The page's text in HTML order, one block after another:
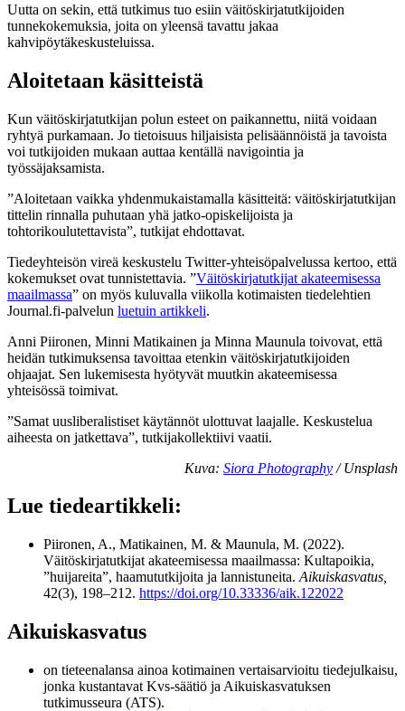
Uutta on sekin, että tutkimus tuo esiin väitöskirjatutkijoiden
tunnekokemuksia, joita on yleensä tavattu jakaa
kahvipöytäkeskusteluissa.
Aloitetaan käsitteistä
Kun väitöskirjatutkijan polun esteet on paikannettu, niitä voidaan
ryhtyä purkamaan. Jo tietoisuus hiljaisista pelisäännöistä ja tavoista
voi tutkijoiden mukaan auttaa kentällä navigointia ja
työssäjaksamista.
”Aloitetaan vaikka yhdenmukaistamalla käsitteitä: väitöskirjatutkijan
tittelin rinnalla puhutaan yhä jatko-opiskelijoista ja
tohtorikoulutettavista”, tutkijat ehdottavat.
Tiedeyhteisön vireä keskustelu Twitter-yhteisöpalvelussa kertoo, että
kokemukset ovat tunnistettavia. ”Väitöskirjatutkijat akateemisessa
maailmassa” on myös kuluvalla viikolla kotimaisten tiedelehtien
Journal.fi-palvelun luetuin artikkeli.
Anni Piironen, Minni Matikainen ja Minna Maunula toivovat, että
heidän tutkimuksensa tavoittaa etenkin väitöskirjatutkijoiden
ohjaajat. Sen lukemisesta hyötyvät muutkin akateemisessa
yhteisössä toimivat.
”Samat uusliberalistiset käytännöt ulottuvat laajalle. Keskustelua
aiheesta on jatkettava”, tutkijakollektiivi vaatii.
Kuva: Siora Photography / Unsplash
Lue tiedeartikkeli:
Piironen, A., Matikainen, M. & Maunula, M. (2022).
Väitöskirjatutkijat akateemisessa maailmassa: Kultapoikia,
”huijareita”, haamututkijoita ja lannistuneita. Aikuiskasvatus,
42(3), 198–212. https://doi.org/10.33336/aik.122022
Aikuiskasvatus
on tieteenalansa ainoa kotimainen vertaisarvioitu tiedejulkaisu,
jonka kustantavat Kvs-säätiö ja Aikuiskasvatuksen
tutkimusseura (ATS).